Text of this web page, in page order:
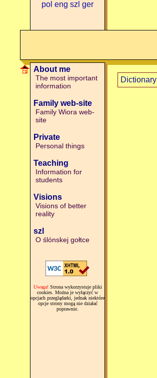
pol eng szl ger
About me
The most important
information
Family web-site
Family Wiora web-
site
Private
Personal things
Teaching
Information for
students
Visions
Visions of better
reality
szl
O ślónskej gołtce
Uwaga!Strona wykorzystuje pliki
cookies. Można je wyłączyć w
opcjach przeglądarki, jednak niektóre
opcje strony mogą nie działać
poprawnie.
Dictionary